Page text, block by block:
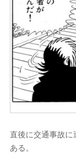
直後に交通事故
ある。